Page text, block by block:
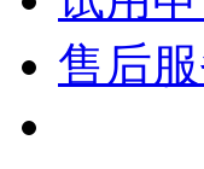
售后